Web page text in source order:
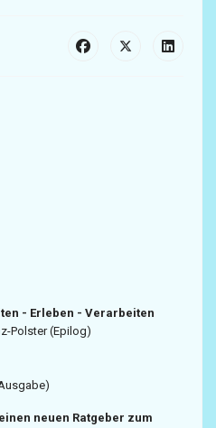
- Erleben - Verarbeiten
Polster (Epilog)
neuen Ratgeber zum